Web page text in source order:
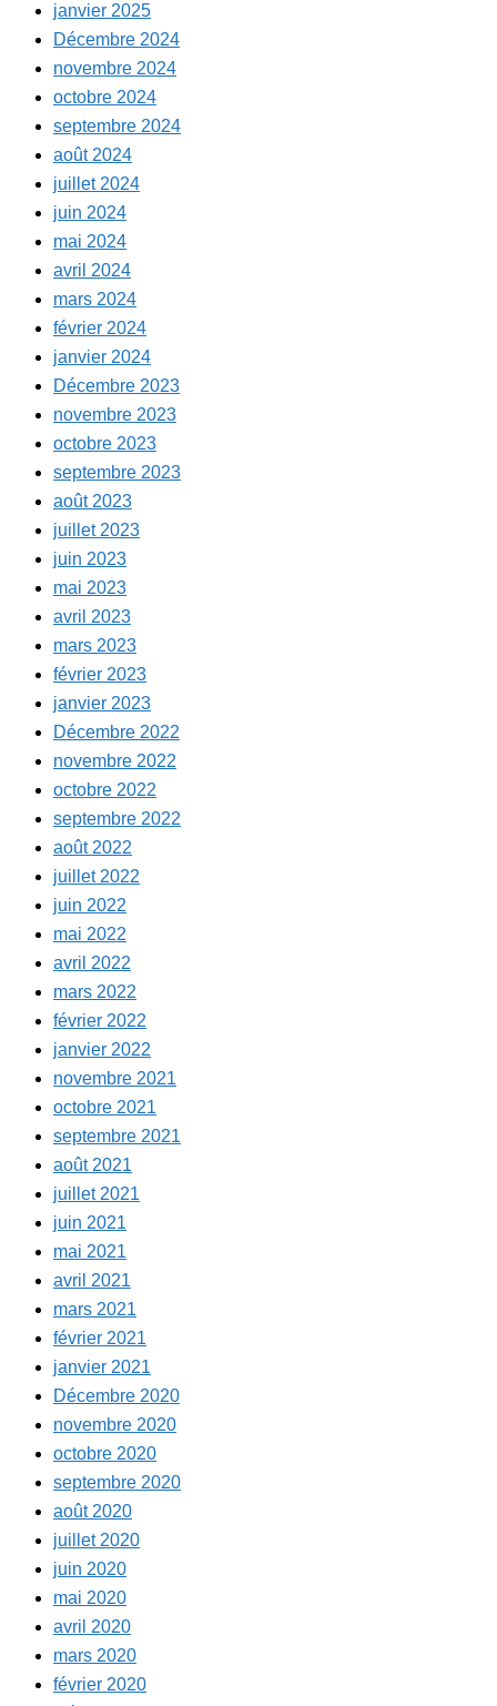
janvier 2025
Décembre 2024
novembre 2024
octobre 2024
septembre 2024
août 2024
juillet 2024
juin 2024
mai 2024
avril 2024
mars 2024
février 2024
janvier 2024
Décembre 2023
novembre 2023
octobre 2023
septembre 2023
août 2023
juillet 2023
juin 2023
mai 2023
avril 2023
mars 2023
février 2023
janvier 2023
Décembre 2022
novembre 2022
octobre 2022
septembre 2022
août 2022
juillet 2022
juin 2022
mai 2022
avril 2022
mars 2022
février 2022
janvier 2022
novembre 2021
octobre 2021
septembre 2021
août 2021
juillet 2021
juin 2021
mai 2021
avril 2021
mars 2021
février 2021
janvier 2021
Décembre 2020
novembre 2020
octobre 2020
septembre 2020
août 2020
juillet 2020
juin 2020
mai 2020
avril 2020
mars 2020
février 2020